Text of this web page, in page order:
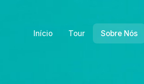
Início Tour Sobre Nós